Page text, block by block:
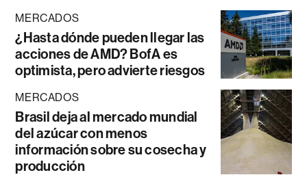
MERCADOS
¿Hasta dónde pueden llegar las
acciones de AMD? BofA es
optimista, pero advierte riesgos
MERCADOS
Brasil deja al mercado mundial
del azúcar con menos
información sobre su cosecha y
producción